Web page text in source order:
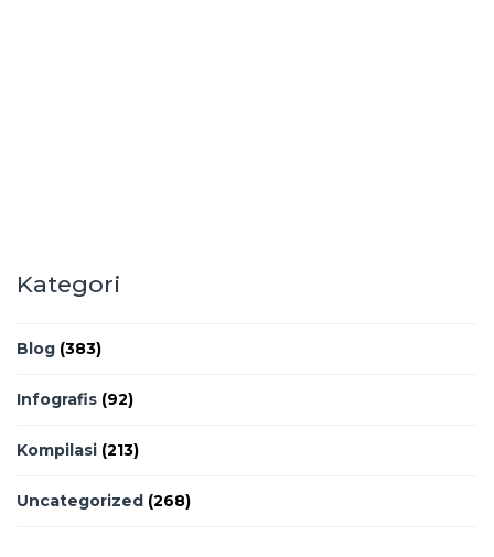
Kategori
Blog (383)
Infografis (92)
Kompilasi (213)
Uncategorized (268)